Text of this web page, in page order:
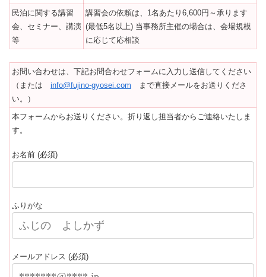
民泊に関する講習
会、セミナー、講演
等
講習会の依頼は、1名あたり6,600円～承ります
(最低5名以上) 当事務所主催の場合は、会場規模
に応じて応相談
お問い合わせは、下記お問合わせフォームに入力し送信してください
（または info@fujino-gyosei.com まで直接メールをお送りくださ
い。）
本フォームからお送りください。折り返し担当者からご連絡いたしま
す。
お名前 (必須)
ふりがな
メールアドレス (必須)